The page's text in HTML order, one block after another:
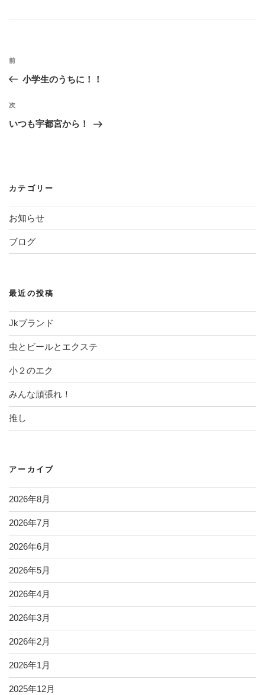
投
稿
ョ
ン
過
去
投
前
小学生のうちに！！
次
の
次
いつも宇都宮から！
カテゴリー
お知らせ
ブログ
最近の投稿
Jkブランド
虫とビールとエクステ
小２のエク
みんな頑張れ！
推し
アーカイブ
2026年8月
2026年7月
2026年6月
2026年5月
2026年4月
2026年3月
2026年2月
2026年1月
2025年12月